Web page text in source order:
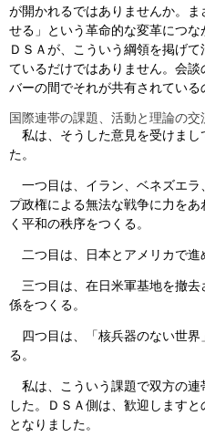
が開かれるではありませんか。
せる」という革命的な変革につな
ＤＳＡが、こういう綱領を掲げ
ているだけではありません。会
バーの間でそれが共有されている
国際連帯の課題、活動と理論の
私は、そうした意見を受けまし
た。
一つ目は、イラン、ベネズエラ
プ政権による無法な戦争に力を
く平和の秩序をつくる。
二つ目は、日本とアメリカで進
三つ目は、在日米軍基地を撤去
係をつくる。
四つ目は、「核兵器のない世界
る。
私は、こういう課題で双方の連
した。ＤＳＡ側は、歓迎します
となりました。